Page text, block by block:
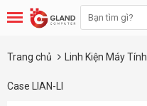
Trang chủ Linh Kiện Máy Tính
Case LIAN-LI